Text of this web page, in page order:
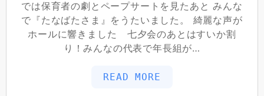
では保育者の劇とペープサートを見たあと みんな
で『たなばたさま』をうたいました。 綺麗な声が
ホールに響きました 七夕会のあとはすいか割
り！みんなの代表で年長組が…
READ MORE